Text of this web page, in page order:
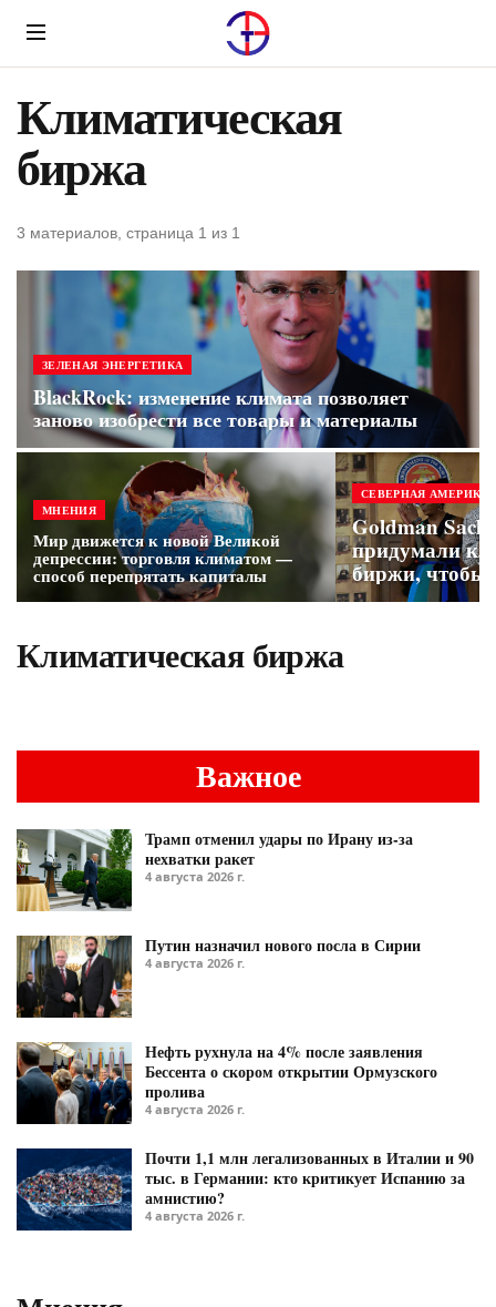
Menu
Климатическая
биржа
3 материалов, страница 1 из 1
ЗЕЛЕНАЯ ЭНЕРГЕТИКА
BlackRock: изменение климата позволяет
заново изобрести все товары и материалы
МНЕНИЯ
Мир движется к новой Великой
депрессии: торговля климатом —
способ перепрятать капиталы
СЕВЕРНАЯ АМЕРИКА
Goldman
придумали
биржи, чтобы
глобальном
Климатическая биржа
Важное
Трамп отменил удары по Ирану из-за
нехватки ракет
4 августа 2026 г.
Путин назначил нового посла в Сирии
4 августа 2026 г.
Нефть рухнула на 4% после заявления
Бессента о скором открытии Ормузского
пролива
4 августа 2026 г.
Почти 1,1 млн легализованных в Италии и 90
тыс. в Германии: кто критикует Испанию за
амнистию?
4 августа 2026 г.